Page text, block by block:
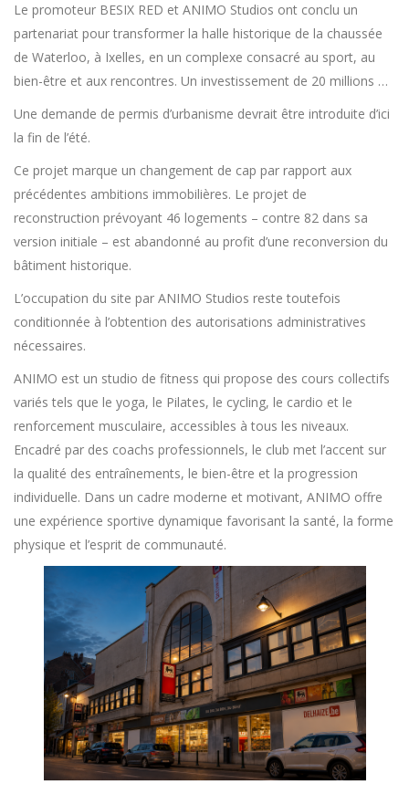
Le promoteur BESIX RED et ANIMO Studios ont conclu un
partenariat pour transformer la halle historique de la chaussée
de Waterloo, à Ixelles, en un complexe consacré au sport, au
bien-être et aux rencontres. Un investissement de 20 millions …
Une demande de permis d’urbanisme devrait être introduite d’ici
la fin de l’été.
Ce projet marque un changement de cap par rapport aux
précédentes ambitions immobilières. Le projet de
reconstruction prévoyant 46 logements – contre 82 dans sa
version initiale – est abandonné au profit d’une reconversion du
bâtiment historique.
L’occupation du site par ANIMO Studios reste toutefois
conditionnée à l’obtention des autorisations administratives
nécessaires.
ANIMO est un studio de fitness qui propose des cours collectifs
variés tels que le yoga, le Pilates, le cycling, le cardio et le
renforcement musculaire, accessibles à tous les niveaux.
Encadré par des coachs professionnels, le club met l’accent sur
la qualité des entraînements, le bien-être et la progression
individuelle. Dans un cadre moderne et motivant, ANIMO offre
une expérience sportive dynamique favorisant la santé, la forme
physique et l’esprit de communauté.